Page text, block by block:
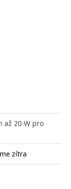
až 20 W pro
zítra